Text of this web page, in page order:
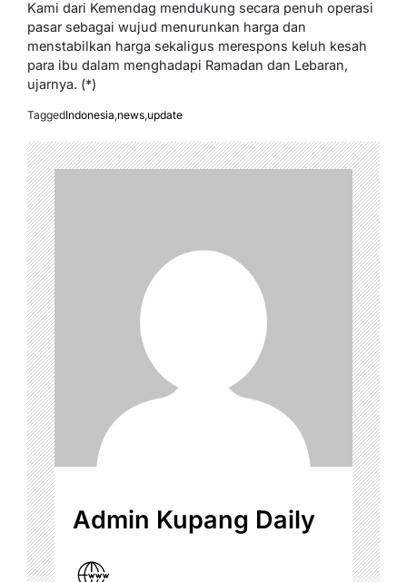
Kami dari Kemendag mendukung secara penuh operasi
pasar sebagai wujud menurunkan harga dan
menstabilkan harga sekaligus merespons keluh kesah
para ibu dalam menghadapi Ramadan dan Lebaran,
ujarnya. (*)
TaggedIndonesia,news,update
Admin Kupang Daily